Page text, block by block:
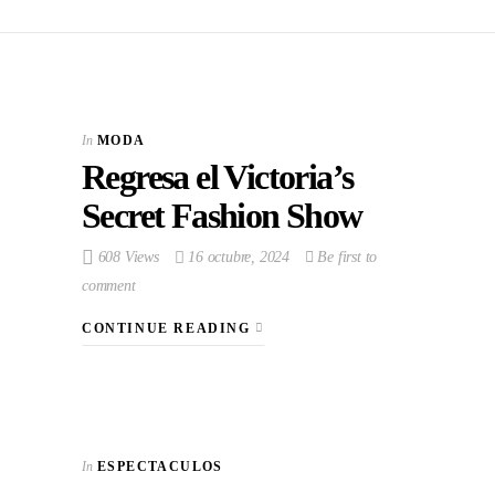
In MODA
Regresa el Victoria’s
Secret Fashion Show
608 Views 16 octubre, 2024
Be first to
comment
CONTINUE READING
In ESPECTACULOS